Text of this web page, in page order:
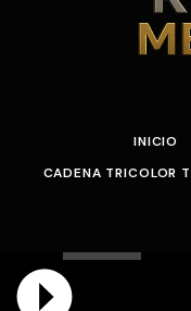
INICIO
CADENA TRICOLOR
© 2026 Pagina